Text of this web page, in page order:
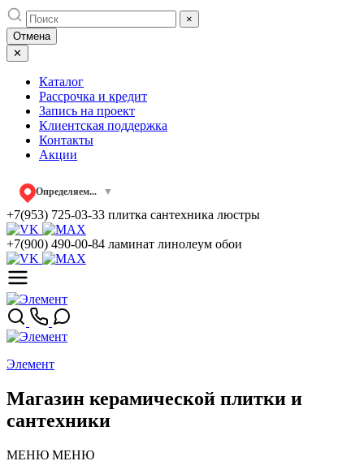
Skip
to
content
×
Отмена
✕
Каталог
Рассрочка и кредит
Запись на проект
Клиентская поддержка
Контакты
Акции
Определяем... ▼
+7(953) 725-03-33 плитка сантехника люстры
+7(900) 490-00-84 ламинат линолеум обои
Элемент
Магазин керамической плитки и
сантехники
МЕНЮ МЕНЮ